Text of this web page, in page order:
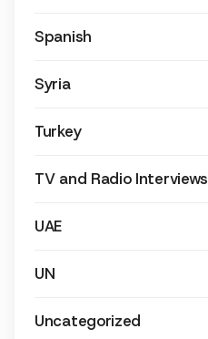
Spanish
Syria
Turkey
TV and Radio Interviews
UAE
UN
Uncategorized